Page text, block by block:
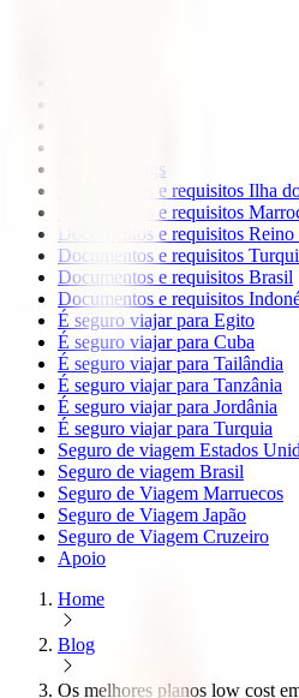
todos os blogs
Documentos e requisitos Ilha
Documentos e requisitos
Documentos e requisitos
Documentos e requisitos
Documentos e requisitos Brasil
Documentos e requisitos
É seguro viajar para Egito
É seguro viajar para Cuba
É seguro viajar para Tailândia
É seguro viajar para Tanzânia
É seguro viajar para Jordânia
É seguro viajar para Turquia
Seguro de viagem Estados
Seguro de viagem Brasil
Seguro de Viagem Marruecos
Seguro de Viagem Japão
Seguro de Viagem Cruzeiro
Apoio
Home
Blog
Os melhores planos low cost em